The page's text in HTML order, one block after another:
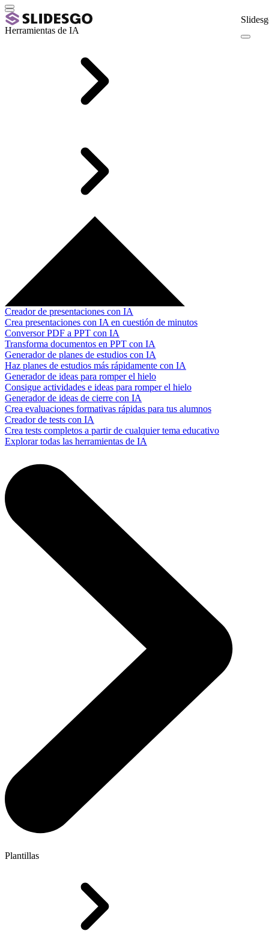
Herramientas de IA
Creador de presentaciones con IA
Crea presentaciones con IA en cuestión de minutos
Conversor PDF a PPT con IA
Transforma documentos en PPT con IA
Generador de planes de estudios con IA
Haz planes de estudios más rápidamente con IA
Generador de ideas para romper el hielo
Consigue actividades e ideas para romper el hielo
Generador de ideas de cierre con IA
Crea evaluaciones formativas rápidas para tus alumnos
Creador de tests con IA
Crea tests completos a partir de cualquier tema educativo
Explorar todas las herramientas de IA
Plantillas